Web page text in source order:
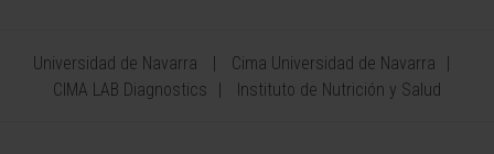
Universidad de Navarra
Cima Universidad de Navarra
CIMA LAB Diagnostics
Instituto de Nutrición y Salud